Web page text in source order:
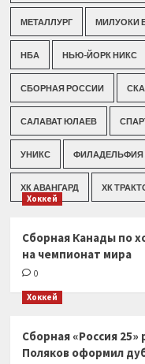
МЕТАЛЛУРГ МИЛУОКИ
НБА НЬЮ-ЙОРК НИКС
СБОРНАЯ РОССИИ СКА
САЛАВАТ ЮЛАЕВ
УНИКС ФИЛАДЕЛЬФИЯ
ХК АВАНГАРД ХК
Хоккей
Сборная Канады по
на чемпионат мира
0
Хоккей
Сборная «Россия
Поляков оформил